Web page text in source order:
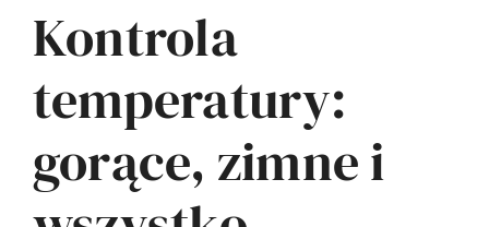
Kontrola
temperatury:
gorące, zimne i